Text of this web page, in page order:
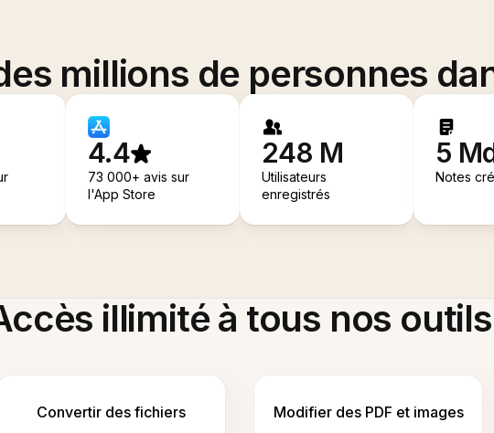
millions de personnes
4.4
73 000+ avis sur
l'App Store
248 M
Utilisateurs
enregistrés
5
Notes
illimité à tous nos outils
Convertir des fichiers Modifier des PDF et images